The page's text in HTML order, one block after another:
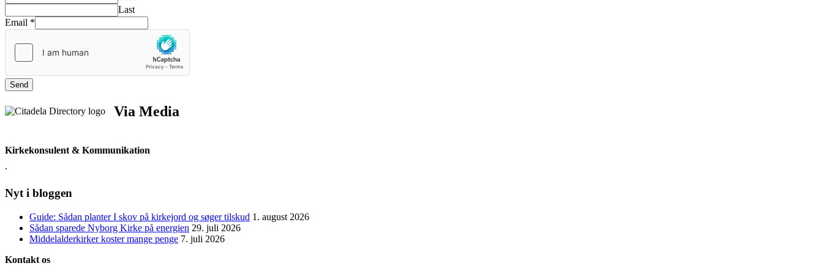
Last
Email *
Send
Via Media
Kirkekonsulent & Kommunikation
.
Nyt i bloggen
Guide: Sådan planter I skov på kirkejord og søger tilskud 1. august 2026
Sådan sparede Nyborg Kirke på energien 29. juli 2026
Middelalderkirker koster mange penge 7. juli 2026
Kontakt os